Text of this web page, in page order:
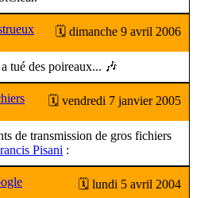
🗓 dimanche 9 avril 2006
tué des poireaux... 🎶
🗓 vendredi 7 janvier 2005
de transmission de gros fichiers
Pisani :
🗓 lundi 5 avril 2004